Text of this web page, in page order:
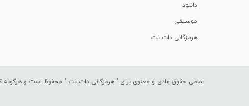
دانلود
موسیقی
هرمزگانی دات نت
تمامی حقوق مادی و معنوی برای " هرمزگانی دات نت " محفوظ است و هرگونه